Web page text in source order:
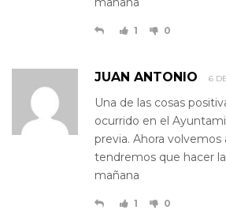
1 0
JUAN ANTONIO 6
Una de las cosas
ocurrido en el
previa. Ahora volvemos
tendremos que hacer
mañana
1 0